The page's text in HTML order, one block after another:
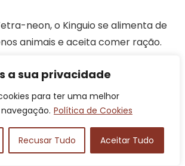
a sua privacidade
para ter uma melhor
Política de Cookies
Recusar Tudo Aceitar Tudo
neon, o Kinguio se alimenta de
animais e aceita comer ração.
deve estar sempre limpa e em
se dispensa o uso de
o Kinguio é sensível à
água.